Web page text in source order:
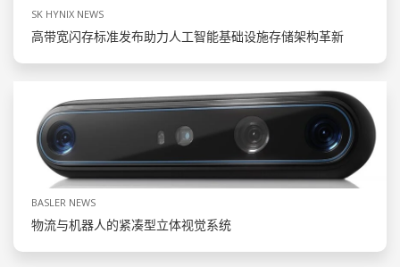
SK HYNIX NEWS
高带宽闪存标准发布助力人工智能基础设施存储架构革新
BASLER NEWS
物流与机器人的紧凑型立体视觉系统